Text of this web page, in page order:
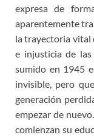
expresa de
aparentemente
la trayectoria vital
e injusticia de
sumido en 1945
invisible, pero
generación
empezar de
comienzan su